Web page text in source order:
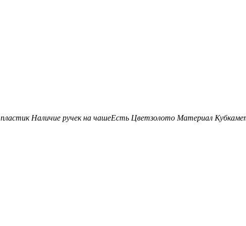
пластик Наличие ручек на чашеЕсть Цветзолото Материал Кубка